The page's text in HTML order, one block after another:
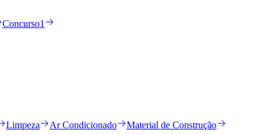
Concurso1
Limpeza Ar Condicionado Material de Construção